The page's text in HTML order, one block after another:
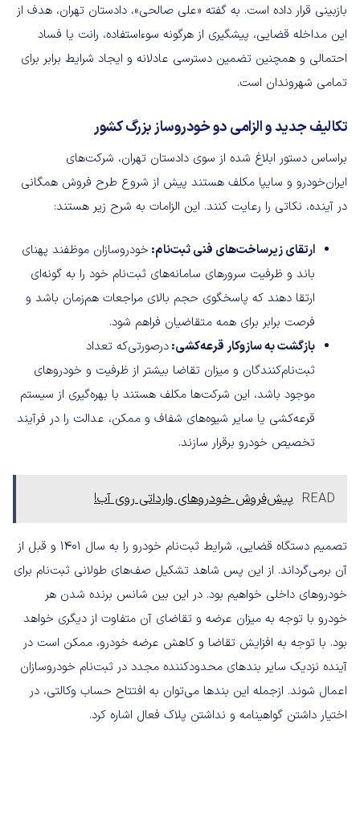
بازبینی قرار داده است. به گفته «علی صالحی»، دادستان تهران، هدف از
این مداخله قضایی، پیشگیری از هرگونه سوءاستفاده، رانت یا فساد
احتمالی و همچنین تضمین دسترسی عادلانه و ایجاد شرایط برابر برای
تمامی شهروندان است.
تکالیف جدید و الزامی دو خودروساز بزرگ کشور
براساس دستور ابلاغ شده از سوی دادستان تهران، شرکت‌های
ایران‌خودرو و سایپا مکلف هستند پیش از شروع طرح فروش همگانی
در آینده، نکاتی را رعایت کنند. این الزامات به شرح زیر هستند:
ارتقای زیرساخت‌های فنی ثبت‌نام: خودروسازان موظفند پهنای
باند و ظرفیت سرورهای سامانه‌های ثبت‌نام خود را به گونه‌ای
ارتقا دهند که پاسخگوی حجم بالای مراجعات هم‌زمان باشد و
فرصت برابر برای همه متقاضیان فراهم شود.
بازگشت به ساز‌وکار قرعه‌کشی:درصورتی‌که تعداد
ثبت‌نام‌کنندگان و میزان تقاضا بیشتر از ظرفیت و خودروهای
موجود باشد، این شرکت‌ها مکلف هستند با بهره‌گیری از سیستم
قرعه‌کشی یا سایر شیوه‌های شفاف و ممکن، عدالت را در فرآیند
تخصیص خودرو برقرار سازند.
READ پیش‌فروش خودروهای وارداتی روی آب!
تصمیم دستگاه قضایی، شرایط ثبت‌نام خودرو را به سال ۱۴۰۱ و قبل از
آن برمی‌گرداند. از این پس شاهد تشکیل صف‌های طولانی ثبت‌نام برای
خودروهای داخلی خواهیم بود. در این بین شانس برنده شدن هر
خودرو با توجه به میزان عرضه و تقاضای آن متفاوت از دیگری خواهد
بود. با توجه به افزایش تقاضا و کاهش عرضه خودرو، ممکن است در
آینده نزدیک سایر بندهای محدودکننده مجدد در ثبت‌نام خودروسازان
اعمال شوند. ازجمله این بندها می‌توان به افتتاح حساب وکالتی، در
اختیار داشتن گواهینامه و نداشتن پلاک فعال اشاره کرد.